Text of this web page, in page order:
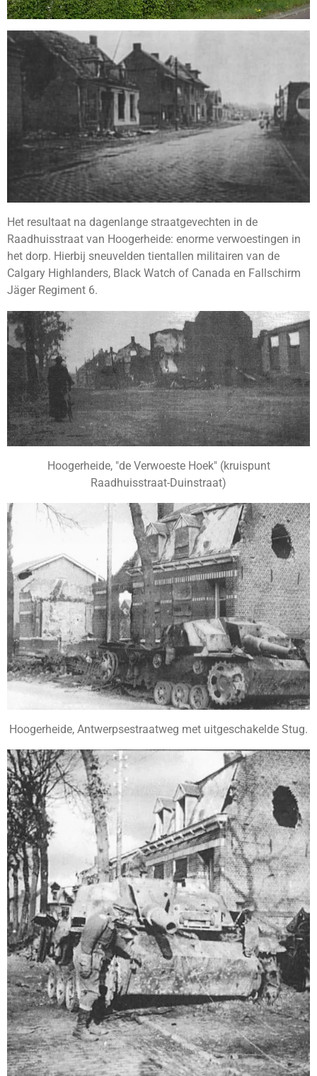
Het resultaat na dagenlange straatgevechten in de
Raadhuisstraat van Hoogerheide: enorme verwoestingen in
het dorp. Hierbij sneuvelden tientallen militairen van de
Calgary Highlanders, Black Watch of Canada en Fallschirm
Jäger Regiment 6.
Hoogerheide, "de Verwoeste Hoek" (kruispunt
Raadhuisstraat-Duinstraat)
Hoogerheide, Antwerpsestraatweg met uitgeschakelde Stug.